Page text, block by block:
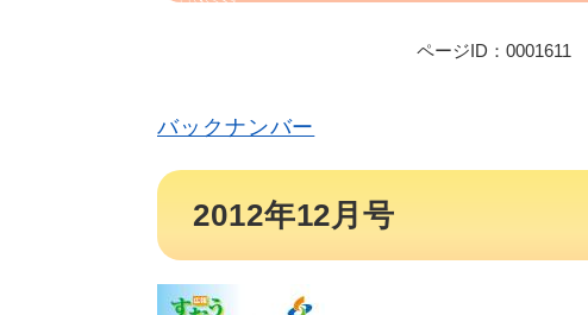
ページID：0001611
バックナンバー
2012年12月号